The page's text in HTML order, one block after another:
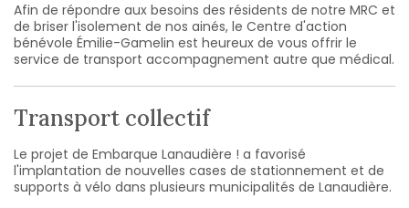
Afin de répondre aux besoins des résidents de notre MRC et
de briser l'isolement de nos ainés, le Centre d'action
bénévole Émilie-Gamelin est heureux de vous offrir le
service de transport accompagnement autre que médical.
Transport collectif
Le projet de Embarque Lanaudière ! a favorisé
l'implantation de nouvelles cases de stationnement et de
supports à vélo dans plusieurs municipalités de Lanaudière.